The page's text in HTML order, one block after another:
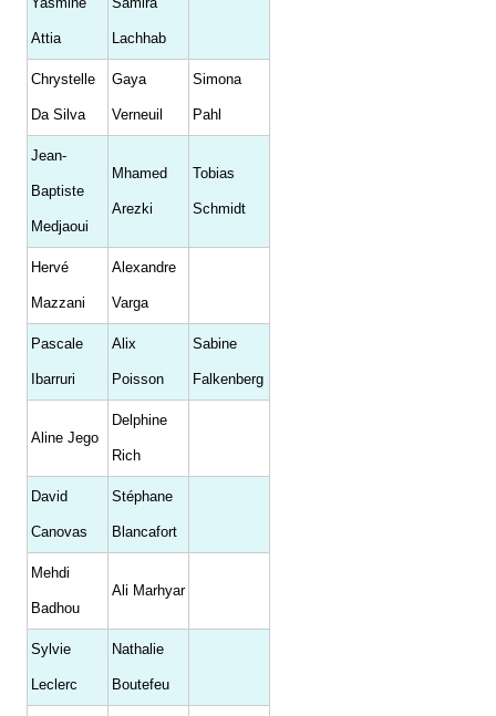
Attia Lachhab
Chrystelle
Da Silva
Gaya
Verneuil
Simona
Pahl
Jean-
Baptiste
Medjaoui
Mhamed
Arezki
Tobias
Schmidt
Hervé
Mazzani
Alexandre
Varga
Pascale
Ibarruri
Alix
Poisson
Sabine
Falkenberg
Aline Jego
Delphine
Rich
David
Canovas
Stéphane
Blancafort
Mehdi
Badhou
Ali Marhyar
Sylvie
Leclerc
Nathalie
Boutefeu